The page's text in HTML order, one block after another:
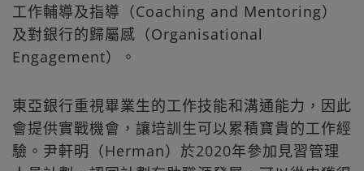
工作輔導及指導（Coaching and Mentoring）
及對銀行的歸屬感（Organisational
Engagement）。
東亞銀行重視畢業生的工作技能和溝通能力，因此
會提供實戰機會，讓培訓生可以累積寶貴的工作經
驗。尹軒明（Herman）於2020年參加見習管理